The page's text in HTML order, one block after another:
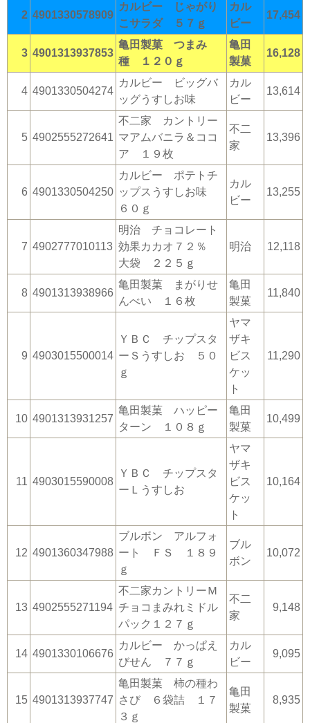
2 4901330578909
カルビー じゃがり
こサラダ ５７ｇ
カル
ビー
17,454
3 4901313937853
亀田製菓 つまみ
種 １２０ｇ
亀田
製菓
16,128
4 4901330504274
カルビー ビッグバ
ッグうすしお味
カル
ビー
13,614
5 4902555272641
不二家 カントリー
マアムバニラ＆ココ
ア １９枚
不二
家
13,396
6 4901330504250
カルビー ポテトチ
ップスうすしお味
６０ｇ
カル
ビー
13,255
7 4902777010113
明治 チョコレート
効果カカオ７２％
大袋 ２２５ｇ
明治 12,118
8 4901313938966
亀田製菓 まがりせ
んべい １６枚
亀田
製菓
11,840
9 4903015500014
ＹＢＣ チップスタ
ーＳうすしお ５０
ｇ
ヤマ
ザキ
ビス
ケッ
ト
11,290
10 4901313931257
亀田製菓 ハッピー
ターン １０８ｇ
亀田
製菓
10,499
11 4903015590008
ＹＢＣ チップスタ
ーＬうすしお
ヤマ
ザキ
ビス
ケッ
ト
10,164
12 4901360347988
ブルボン アルフォ
ート ＦＳ １８９
ｇ
ブル
ボン
10,072
13 4902555271194
不二家カントリーＭ
チョコまみれミドル
パック１２７ｇ
不二
家
9,148
14 4901330106676
カルビー かっぱえ
びせん ７７ｇ
カル
ビー
9,095
15 4901313937747
亀田製菓 柿の種わ
さび ６袋詰 １７
３ｇ
亀田
製菓
8,935